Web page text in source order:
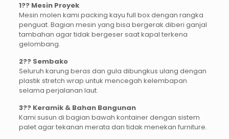
1?? Mesin Proyek
Mesin molen kami packing kayu full box dengan rangka
penguat. Bagian mesin yang bisa bergerak diberi ganjal
tambahan agar tidak bergeser saat kapal terkena
gelombang.
2?? Sembako
Seluruh karung beras dan gula dibungkus ulang dengan
plastik stretch wrap untuk mencegah kelembapan
selama perjalanan laut.
3?? Keramik & Bahan Bangunan
Kami susun di bagian bawah kontainer dengan sistem
palet agar tekanan merata dan tidak menekan furniture.